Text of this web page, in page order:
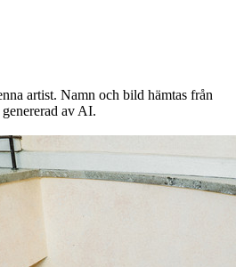
artist. Namn och bild hämtas från
av AI.